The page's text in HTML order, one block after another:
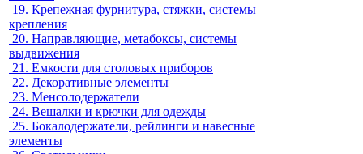
19. Крепежная фурнитура, стяжки, системы
крепления
20. Направляющие, метабоксы, системы
выдвижения
21. Емкости для столовых приборов
22. Декоративные элементы
23. Менсолодержатели
24. Вешалки и крючки для одежды
25. Бокалодержатели, рейлинги и навесные
элементы